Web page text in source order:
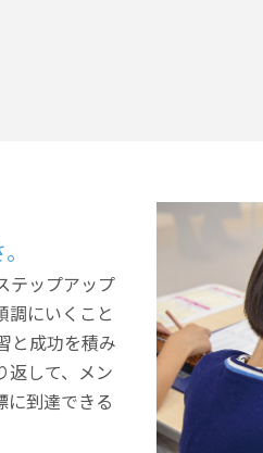
テップアップ
調にいくこと
と成功を積み
返して、メン
に到達できる